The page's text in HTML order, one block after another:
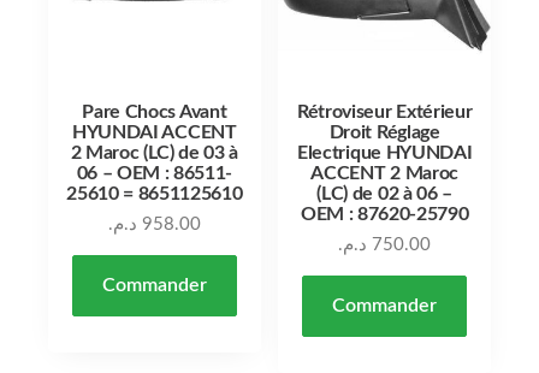
Pare Chocs Avant
HYUNDAI ACCENT
2 Maroc (LC) de 03 à
06 – OEM : 86511-
25610 = 8651125610
958.00 د.م.
Commander
Rétroviseur Extérieur
Droit Réglage
Electrique HYUNDAI
ACCENT 2 Maroc
(LC) de 02 à 06 –
OEM : 87620-25790
750.00 د.م.
Commander